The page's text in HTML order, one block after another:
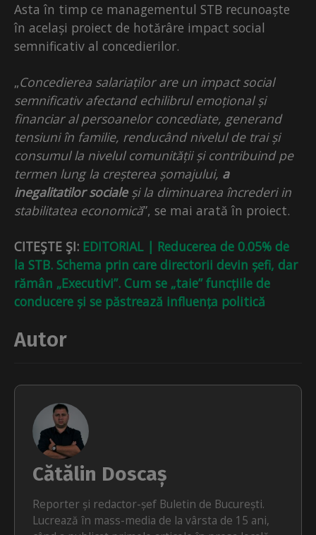
Asta în timp ce managementul STB recunoaște
în același proiect de hotărâre impact social
semnificativ al concedierilor.
„Concedierea salariaților are un impact social
semnificativ afectand echilibrul emoțional și
financiar al persoanelor concediate, generand
tensiuni în familie, renducând nivelul de trai și
consumul la nivelul comunității și contribuind pe
termen lung la creșterea șomajului, a
inegalitatilor socialeși la diminuarea încrederi in
stabilitatea economică”, se mai arată în proiect.
CITEŞTE ŞI: EDITORIAL | Reducerea de 0.05% de
la STB. Schema prin care directorii devin șefi, dar
rămân „Executivi”. Cum se „taie” funcțiile de
conducere și se păstrează influența politică
Autor
Cătălin Doscaș
Reporter și redactor-șef Buletin de București.
Lucrează în mass-media de la vârsta de 15 ani,